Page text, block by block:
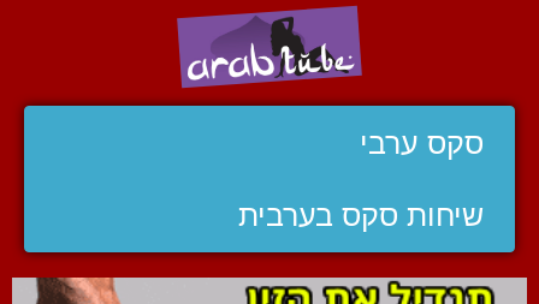
סקס ערבי
שיחות סקס בערבית